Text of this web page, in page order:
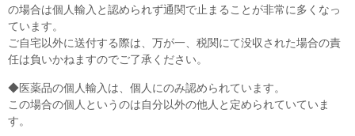
の場合は個人輸入と認められず通関で止まることが非常に多くなっ
ています。
ご自宅以外に送付する際は、万が一、税関にて没収された場合の責
任は負いかねますのでご了承ください。
◆医薬品の個人輸入は、個人にのみ認められています。
この場合の個人というのは自分以外の他人と定められていていま
す。